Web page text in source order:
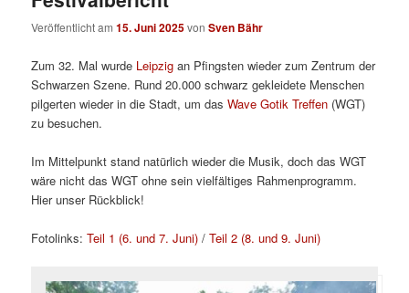
Veröffentlicht am15. Juni 2025vonSven Bähr
Zum 32. Mal wurde Leipzig an Pfingsten wieder zum Zentrum der
Schwarzen Szene. Rund 20.000 schwarz gekleidete Menschen
pilgerten wieder in die Stadt, um dasWave Gotik Treffen (WGT)
zu besuchen.
Im Mittelpunkt stand natürlich wieder die Musik, doch das WGT
wäre nicht das WGT ohne sein vielfältiges Rahmenprogramm.
Hier unser Rückblick!
Fotolinks:Teil 1 (6. und 7. Juni) /Teil 2 (8. und 9. Juni)